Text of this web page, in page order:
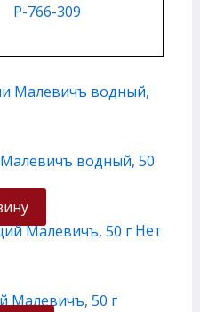
P-766-309
водный, 50
Нет
Малевичъ, 50 г